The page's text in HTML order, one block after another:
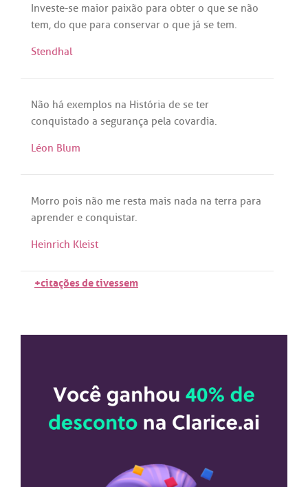
Investe-se maior paixão para obter o que se não
tem, do que para conservar o que já se tem.
Stendhal
Não há exemplos na História de se ter
conquistado a segurança pela covardia.
Léon Blum
Morro pois não me resta mais nada na terra para
aprender e conquistar.
Heinrich Kleist
+citações de tivessem